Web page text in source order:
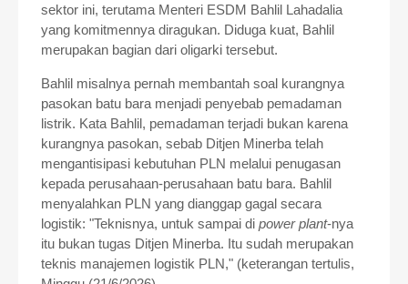
sektor ini, terutama Menteri ESDM Bahlil Lahadalia
yang komitmennya diragukan. Diduga kuat, Bahlil
merupakan bagian dari oligarki tersebut.
Bahlil misalnya pernah membantah soal kurangnya
pasokan batu bara menjadi penyebab pemadaman
listrik. Kata Bahlil, pemadaman terjadi bukan karena
kurangnya pasokan, sebab Ditjen Minerba telah
mengantisipasi kebutuhan PLN melalui penugasan
kepada perusahaan-perusahaan batu bara. Bahlil
menyalahkan PLN yang dianggap gagal secara
logistik: "Teknisnya, untuk sampai di power plant-nya
itu bukan tugas Ditjen Minerba. Itu sudah merupakan
teknis manajemen logistik PLN," (keterangan tertulis,